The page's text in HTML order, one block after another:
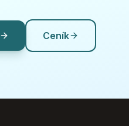
Ceník